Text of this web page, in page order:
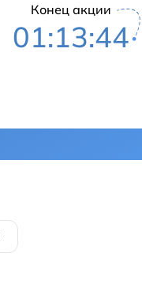
Конец акции
01:13:43